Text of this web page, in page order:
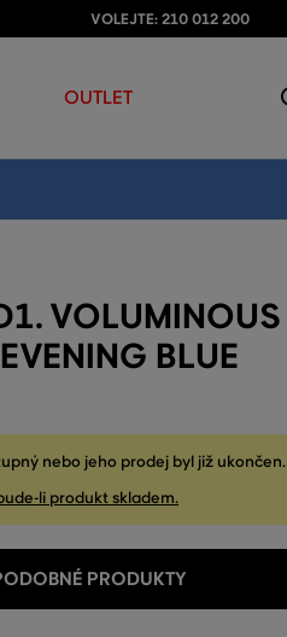
VOLEJTE: 210 012 200
OUTLET
VOLUMINOUS
BLUE
nebo jeho prodej byl již ukončen.
li produkt skladem.
PRODUKTY